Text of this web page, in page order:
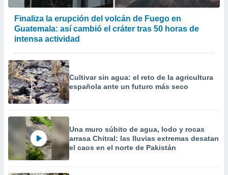
Finaliza la erupción del volcán de Fuego en
Guatemala: así cambió el cráter tras 50 horas de
intensa actividad
Cultivar sin agua: el reto de la agricultura
española ante un futuro más seco
Una muro súbito de agua, lodo y rocas
arrasa Chitral: las lluvias extremas desatan
el caos en el norte de Pakistán